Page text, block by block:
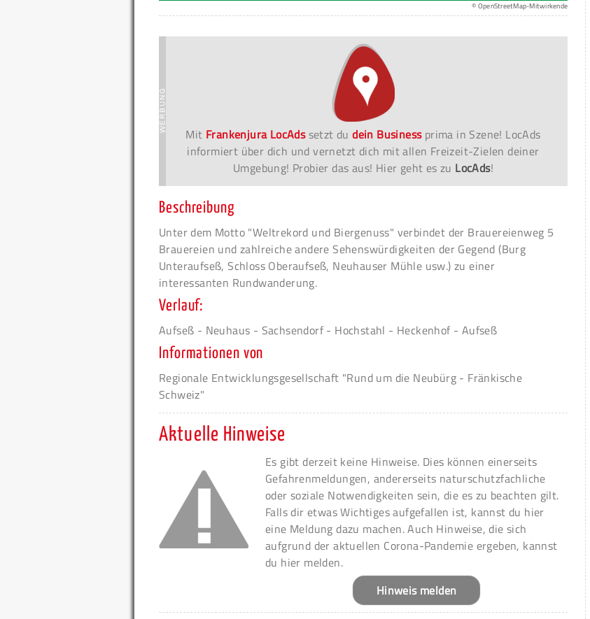
© OpenStreetMap-Mitwirkende
Mit Frankenjura LocAdssetzt dudein Businessprima in Szene! LocAds
informiert über dich und vernetzt dich mit allen Freizeit-Zielen deiner
Umgebung! Probier das aus! Hier geht es zu LocAds!
Beschreibung
Unter dem Motto "Weltrekord und Biergenuss" verbindet der Brauereienweg 5
Brauereien und zahlreiche andere Sehenswürdigkeiten der Gegend (Burg
Unteraufseß, Schloss Oberaufseß, Neuhauser Mühle usw.) zu einer
interessanten Rundwanderung.
Verlauf:
Aufseß - Neuhaus - Sachsendorf - Hochstahl - Heckenhof - Aufseß
Informationen von
Regionale Entwicklungsgesellschaft "Rund um die Neubürg - Fränkische
Schweiz"
Aktuelle Hinweise
Es gibt derzeit keine Hinweise. Dies können einerseits
Gefahrenmeldungen, andererseits naturschutzfachliche
oder soziale Notwendigkeiten sein, die es zu beachten gilt.
Falls dir etwas Wichtiges aufgefallen ist, kannst du hier
eine Meldung dazu machen. Auch Hinweise, die sich
aufgrund der aktuellen Corona-Pandemie ergeben, kannst
du hier melden.
Hinweis melden